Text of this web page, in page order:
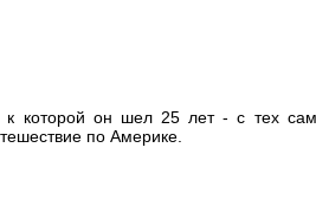
которой он шел 25 лет - с тех
по Америке.